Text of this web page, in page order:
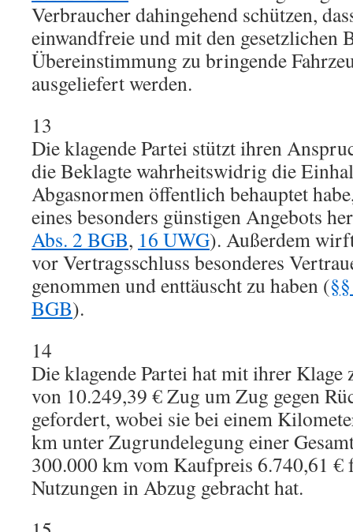
Verbraucher dahingehend schützen,
einwandfreie und mit den gesetzlichen
Übereinstimmung zu bringende
ausgeliefert werden.
13
Die klagende Partei stützt ihren
die Beklagte wahrheitswidrig die
Abgasnormen öffentlich behauptet
eines besonders günstigen Angebots
Abs. 2 BGB, 16 UWG). Außerdem
vor Vertragsschluss besonderes
genommen und enttäuscht zu haben (
BGB).
14
Die klagende Partei hat mit ihrer Klage
von 10.249,39 € Zug um Zug gegen
gefordert, wobei sie bei einem
km unter Zugrundelegung einer
300.000 km vom Kaufpreis 6.740,61 €
Nutzungen in Abzug gebracht hat.